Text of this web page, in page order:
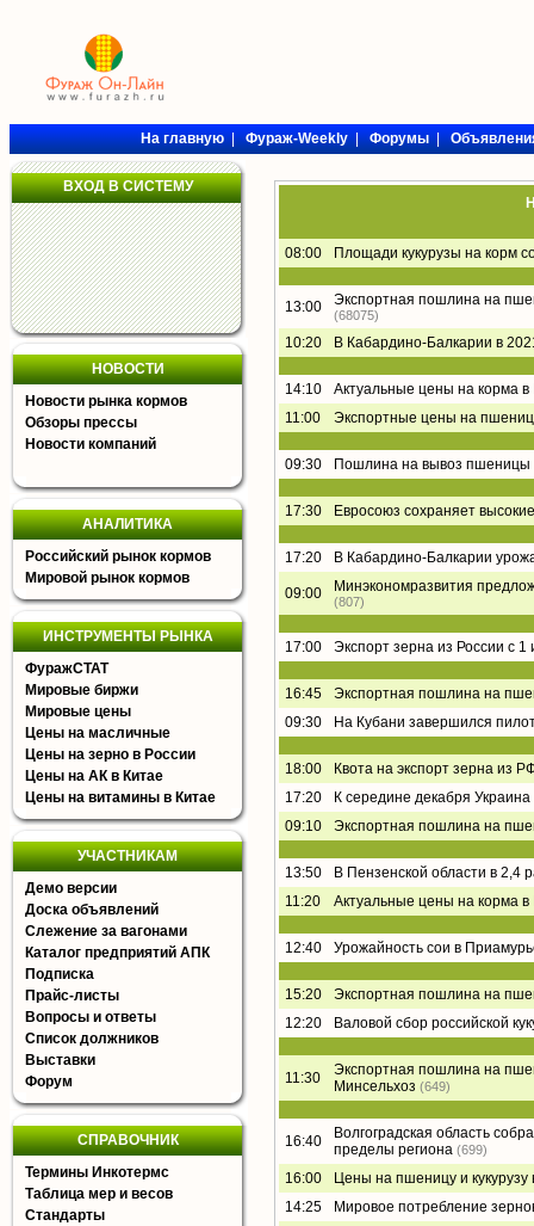
На главную|Фураж-Weekly|Форумы|
ВХОД В СИСТЕМУ
НОВОСТИ
Новости рынка кормов
Обзоры прессы
Новости компаний
АНАЛИТИКА
Российский рынок кормов
Мировой рынок кормов
ИНСТРУМЕНТЫ РЫНКА
ФуражСТАТ
Мировые биржи
Мировые цены
Цены на масличные
Цены на зерно в России
Цены на АК в Китае
Цены на витамины в Китае
УЧАСТНИКАМ
Демо версии
Доска объявлений
Слежение за вагонами
Каталог предприятий АПК
Подписка
Прайс-листы
Вопросы и ответы
Список должников
Выставки
Форум
СПРАВОЧНИК
Термины Инкотермс
Таблица мер и весов
Стандарты
08:00 Площади кукурузы на корм
13:00 Экспортная пошлина на
(68075)
10:20 В Кабардино-Балкарии в
14:10
Актуальные цены на корма в
11:00
Экспортные цены на
09:30 Пошлина на вывоз пшеницы
17:30 Евросоюз сохраняет
17:20 В Кабардино-Балкарии
09:00 Минэкономразвития
(807)
17:00 Экспорт зерна из России с
16:45
Экспортная пошлина на
09:30
На Кубани завершился
18:00
Квота на экспорт зерна из
17:20
К середине декабря
09:10
Экспортная пошлина на
13:50
В Пензенской области в 2,4
11:20
Актуальные цены на корма в
12:40 Урожайность сои в
15:20
Экспортная пошлина на
12:20
Валовой сбор российской
11:30
Экспортная пошлина на
Минсельхоз (649)
16:40
Волгоградская область
пределы региона (699)
16:00
Цены на пшеницу и
14:25
Мировое потребление